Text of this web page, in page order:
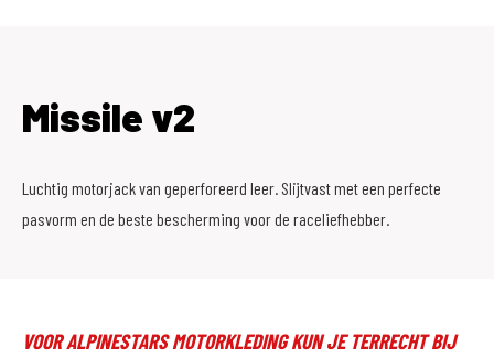
Missile v2
Luchtig motorjack van geperforeerd leer. Slijtvast met een perfecte
pasvorm en de beste bescherming voor de raceliefhebber.
VOOR ALPINESTARS MOTORKLEDING KUN JE TERRECHT BIJ